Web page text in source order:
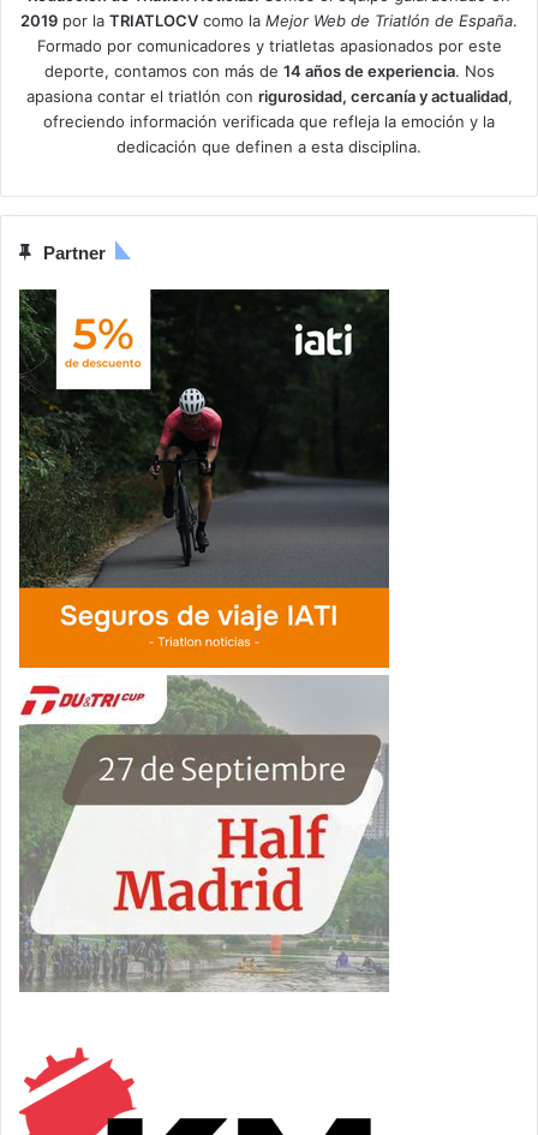
2019 por la TRIATLOCV como la Mejor Web de Triatlón de España.
Formado por comunicadores y triatletas apasionados por este
deporte, contamos con más de 14 años de experiencia. Nos
apasiona contar el triatlón con rigurosidad, cercanía y actualidad,
ofreciendo información verificada que refleja la emoción y la
dedicación que definen a esta disciplina.
Partner